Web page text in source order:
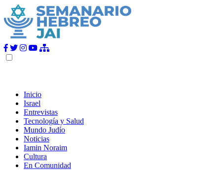
Inicio
Israel
Entrevistas
Tecnología y Salud
Mundo Judío
Noticias
Iamin Noraim
Cultura
En Comunidad